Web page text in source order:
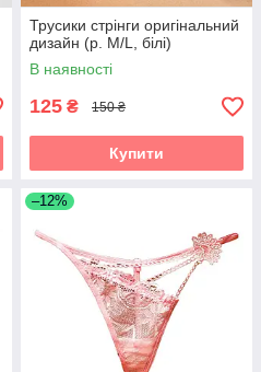
Трусики стрінги оригінальний
дизайн (р. M/L, білі)
В наявності
125 ₴ 150 ₴
Купити
–12%